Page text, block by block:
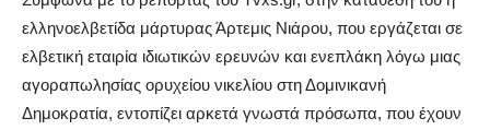
ελληνοελβετίδα μάρτυρας Άρτεμις Νιάρου, που εργάζεται σε
ελβετική εταιρία ιδιωτικών ερευνών και ενεπλάκη λόγω μιας
αγοραπωλησίας ορυχείου νικελίου στη Δομινικανή
Δημοκρατία, εντοπίζει αρκετά γνωστά πρόσωπα, που έχουν